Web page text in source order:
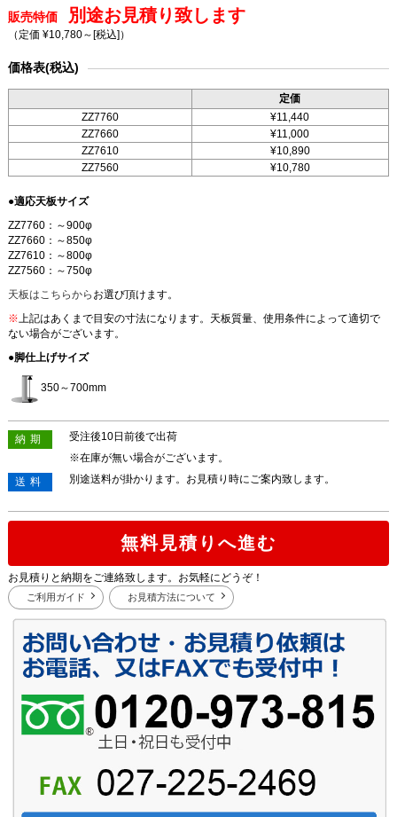
販売特価 別途お見積り致します
（定価 ¥10,780～[税込]）
価格表(税込)
定価
ZZ7760
¥11,440
ZZ7660
¥11,000
ZZ7610
¥10,890
ZZ7560
¥10,780
●適応天板サイズ
ZZ7760：～900φ
ZZ7660：～850φ
ZZ7610：～800φ
ZZ7560：～750φ
天板はこちらから お選び頂けます。
※ 上記はあくまで目安の寸法になります。天板質量、使用条件によって適切で
ない場合がございます。
●脚仕上げサイズ
350～700mm
納期
受注後10日前後で出荷
※在庫が無い場合がございます。
送料
別途送料が掛かります。お見積り時にご案内致します。
無料見積りへ進む
お見積りと納期をご連絡致します。お気軽にどうぞ！
ご利用ガイド お見積方法について